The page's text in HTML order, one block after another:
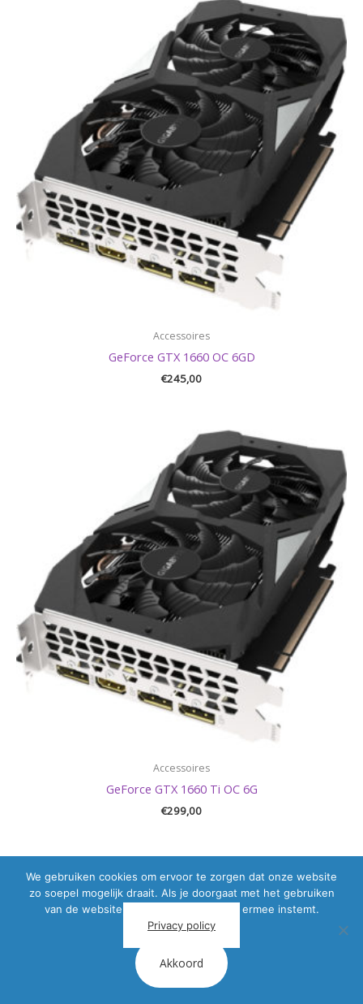
Accessoires
GeForce GTX 1660 OC 6GD
€245,00
Accessoires
GeForce GTX 1660 Ti OC 6G
€299,00
We gebruiken cookies om ervoor te zorgen dat onze website
zo soepel mogelijk draait. Als je doorgaat met het gebruiken
van de website, gaan we er vanuit dat ermee instemt.
Privacy policy
Akkoord